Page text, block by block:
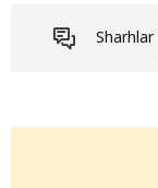
Sharhlar